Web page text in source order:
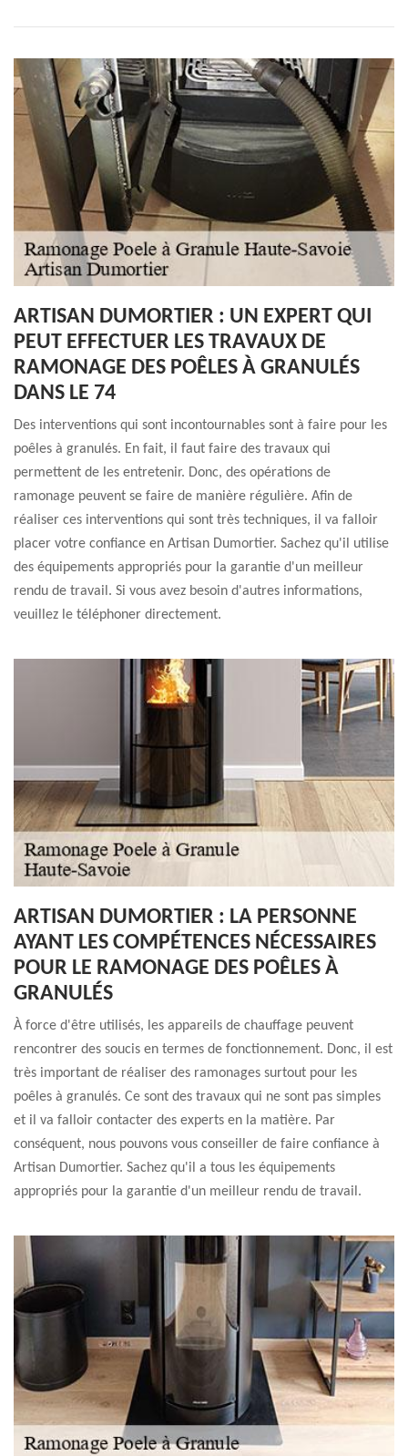
ARTISAN DUMORTIER : UN EXPERT QUI
PEUT EFFECTUER LES TRAVAUX DE
RAMONAGE DES POÊLES À GRANULÉS
DANS LE 74
Des interventions qui sont incontournables sont à faire pour les
poêles à granulés. En fait, il faut faire des travaux qui
permettent de les entretenir. Donc, des opérations de
ramonage peuvent se faire de manière régulière. Afin de
réaliser ces interventions qui sont très techniques, il va falloir
placer votre confiance en Artisan Dumortier. Sachez qu'il utilise
des équipements appropriés pour la garantie d'un meilleur
rendu de travail. Si vous avez besoin d'autres informations,
veuillez le téléphoner directement.
ARTISAN DUMORTIER : LA PERSONNE
AYANT LES COMPÉTENCES NÉCESSAIRES
POUR LE RAMONAGE DES POÊLES À
GRANULÉS
À force d'être utilisés, les appareils de chauffage peuvent
rencontrer des soucis en termes de fonctionnement. Donc, il est
très important de réaliser des ramonages surtout pour les
poêles à granulés. Ce sont des travaux qui ne sont pas simples
et il va falloir contacter des experts en la matière. Par
conséquent, nous pouvons vous conseiller de faire confiance à
Artisan Dumortier. Sachez qu'il a tous les équipements
appropriés pour la garantie d'un meilleur rendu de travail.